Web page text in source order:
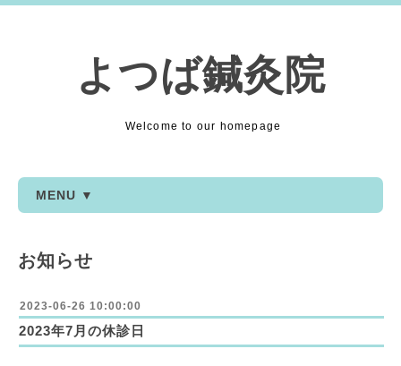
よつば鍼灸院
Welcome to our homepage
MENU ▼
お知らせ
2023-06-26 10:00:00
2023年7月の休診日